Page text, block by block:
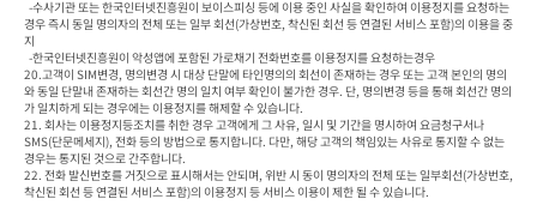
경우 즉시 동일 명의자의 전체 또는 일부 회선(가상번호, 착신된 회선 등 연결된 서비스 포함)의 이용을 중
지
20.고객이 SIM변경, 명의변경 시 대상 단말에 타인명의의 회선이 존재하는 경우 또는 고객 본인의 명의
와 동일 단말내 존재하는 회선간 명의 일치 여부 확인이 불가한 경우. 단, 명의변경 등을 통해 회선간 명의
가 일치하게 되는 경우에는 이용정지를 해제할 수 있습니다.
21. 회사는 이용정지등조치를 취한 경우 고객에게 그 사유, 일시 및 기간을 명시하여 요금청구서나
SMS(단문메세지), 전화 등의 방법으로 통지합니다. 다만, 해당 고객의 책임있는 사유로 통지할 수 없는
경우는 통지된 것으로 간주합니다.
22. 전화 발신번호를 거짓으로 표시해서는 안되며, 위반 시 동이 명의자의 전체 또는 일부회선(가상번호,
착신된 회선 등 연결된 서비스 포함)의 이용정지 등 서비스 이용이 제한 될 수 있습니다.